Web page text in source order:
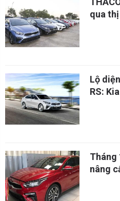
qua
Lộ
RS:
Tháng
nâng